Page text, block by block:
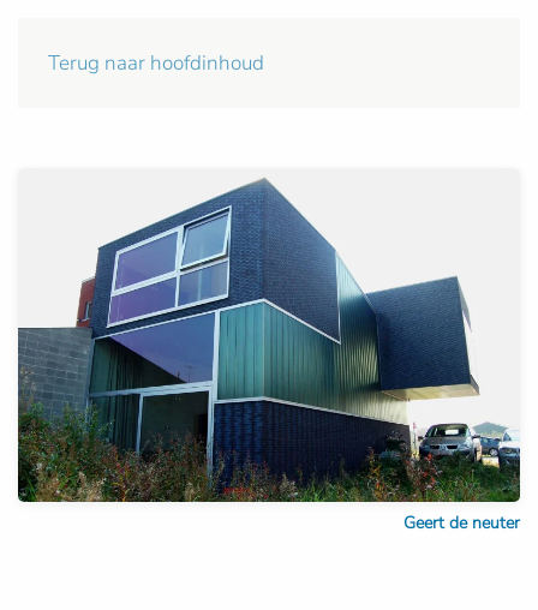
Terug naar hoofdinhoud
Geert de neuter